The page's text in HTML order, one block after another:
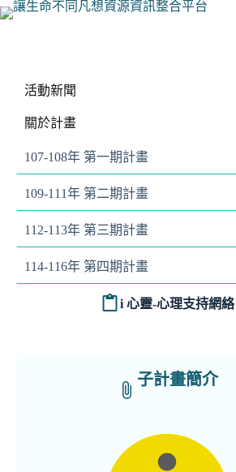
跳
活動新聞
關於計畫
107-108年 第一期計畫
109-111年 第二期計畫
112-113年 第三期計畫
114-116年 第四期計畫
i 心靈-心理支持網絡
子計畫簡介